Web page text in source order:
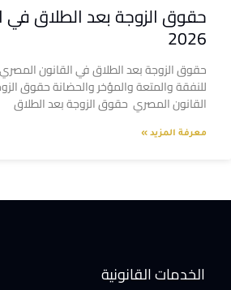
حقوق الزوجة بعد الطلاق في
2026
للنفقة والمتعة والمؤخر والحضانة حقوق
القانون المصري حقوق الزوجة بعد الطلاق
معرفة المزيد »
الخدمات القانونية